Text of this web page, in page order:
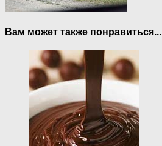
Вам может также понравиться...